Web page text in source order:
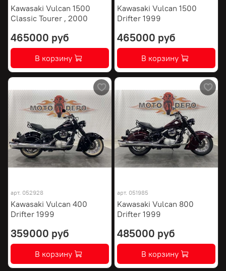
Kawasaki Vulcan 1500
Classic Tourer , 2000
465000 руб
В корзину
Kawasaki Vulcan 1500
Drifter 1999
465000 руб
В корзину
арт. 052928
Kawasaki Vulcan 400
Drifter 1999
359000 руб
В корзину
арт. 051985
Kawasaki Vulcan 800
Drifter 1999
485000 руб
В корзину